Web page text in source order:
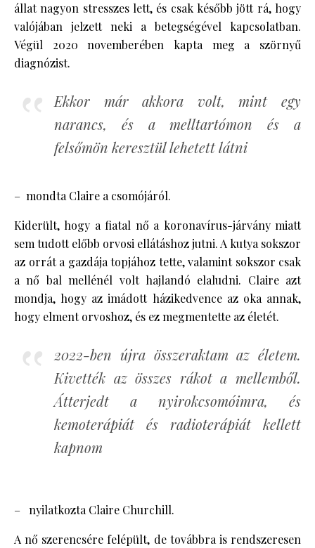
állat nagyon stresszes lett, és csak később jött rá, hogy
valójában jelzett neki a betegségével kapcsolatban.
Végül 2020 novemberében kapta meg a szörnyű
diagnózist.
Ekkor már akkora volt, mint egy
narancs, és a melltartómon és a
felsőmön keresztül lehetett látni
– mondta Claire a csomójáról.
Kiderült, hogy a fiatal nő a koronavírus-járvány miatt
sem tudott előbb orvosi ellátáshoz jutni. A kutya sokszor
az orrát a gazdája topjához tette, valamint sokszor csak
a nő bal mellénél volt hajlandó elaludni. Claire azt
mondja, hogy az imádott házikedvence az oka annak,
hogy elment orvoshoz, és ez megmentette az életét.
2022-ben újra összeraktam az életem.
Kivették az összes rákot a mellemből.
Átterjedt a nyirokcsomóimra, és
kemoterápiát és radioterápiát kellett
kapnom
– nyilatkozta Claire Churchill.
A nő szerencsére felépült, de továbbra is rendszeresen